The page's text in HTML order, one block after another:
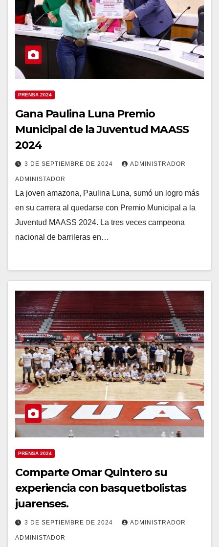
PRENSA 2024
Gana Paulina Luna Premio
Municipal de la Juventud MAASS
2024
3 DE SEPTIEMBRE DE 2024 ADMINISTRADOR
ADMINISTADOR
La joven amazona, Paulina Luna, sumó un logro más
en su carrera al quedarse con Premio Municipal a la
Juventud MAASS 2024. La tres veces campeona
nacional de barrileras en…
PRENSA 2024
Comparte Omar Quintero su
experiencia con basquetbolistas
juarenses.
3 DE SEPTIEMBRE DE 2024 ADMINISTRADOR
ADMINISTADOR